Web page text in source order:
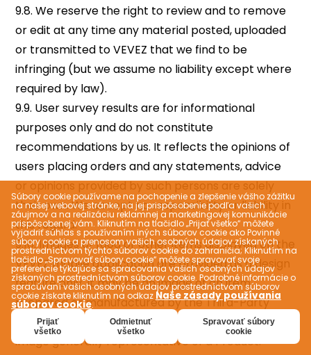
Súbory cookie používame na pochopenie a zlepšenie vášho zážitku
na našej webovej stránke, na jej prispôsobenie podľa vašich
záujmov a na realizáciu reklamnej a marketingovej komunikácie
prispôsobenej vám. Kliknutím na tlačidlo „Prijať všetko“ môžete
vyjadriť súhlas s používaním iných súborov cookie ako Povinné
súbory cookie a prenosom vašich osobných údajov získaných
prostredníctvom týchto súborov cookie do zahraničia; Kliknutím na
tlačidlo „Spravovať súbory cookie“ môžete spravovať svoje
preferencie týkajúce sa spracovania vašich osobných údajov
získaných prostredníctvom súborov cookie. Podrobné informácie o
spracúvaní vašich osobných údajov prostredníctvom súborov
cookie získate kliknutím na odkaz Naše zásady používania
súborov cookie.
Prijať
všetko
Odmietnuť
všetko
Spravovať súbory
cookie